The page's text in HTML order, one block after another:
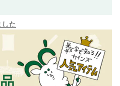
した